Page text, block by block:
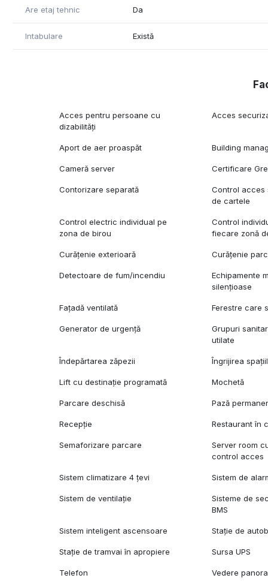
Are etaj tehnic Da
Intabulare Există
Acces pentru persoane cu
dizabilități
Acces
Aport de aer proaspăt Building
Cameră server Certificare
Contorizare separată
Control acces
de cartele
Control electric individual pe
zona de birou
Control
fiecare zonă
Curățenie exterioară Curățenie
Detectoare de fum/incendiu
Echipamente
silențioase
Fațadă ventilată Ferestre care
Generator de urgență
Grupuri
utilate
Îndepărtarea zăpezii Îngrijirea
Lift cu destinație programată Mochetă
Parcare deschisă Pază
Recepție Restaurant în
Semaforizare parcare
Server room
control acces
Sistem climatizare 4 țevi Sistem de
Sistem de ventilație
Sisteme de
BMS
Sistem inteligent ascensoare Stație de
Stație de tramvai în apropiere Sursa UPS
Telefon Vedere